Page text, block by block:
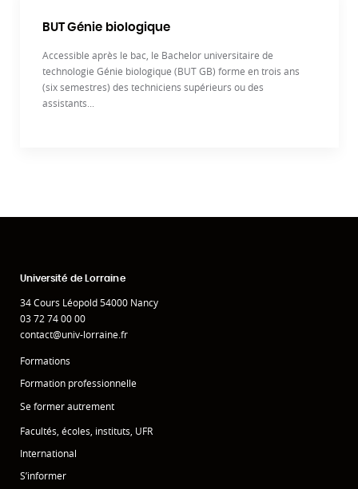
BUT Génie biologique
Accessible après le bac, le Bachelor universitaire de
technologie Génie biologique (BUT GB) forme en trois ans
(six semestres) des techniciens supérieurs ou des
assistants...
Université de Lorraine
34 Cours Léopold 54000 Nancy
03 72 74 00 00
contact@univ-lorraine.fr
Formations
Formation professionnelle
Se former autrement
Facultés, écoles, instituts, UFR
International
S’informer